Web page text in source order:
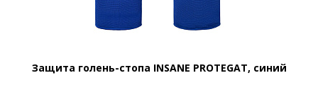
Защита голень-стопа INSANE PROTEGAT, синий